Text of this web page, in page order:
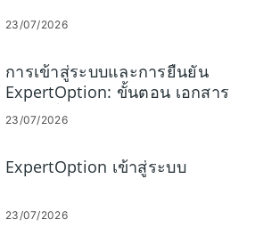
23/07/2026
การเข้าสู่ระบบและการยืนยัน
ExpertOption: ขั้นตอน เอกสาร
การแก้ไขปัญหา
23/07/2026
ExpertOption เข้าสู่ระบบ
23/07/2026